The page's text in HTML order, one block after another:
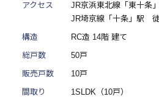
- 記事一覧
ニュース / イベント
アクセス
JR京浜東北線「東十条
JR埼京線「十条」駅
構造
RC造 14階 建て
総戸数
50戸
販売戸数
10戸
間取り
1SLDK（10戸）